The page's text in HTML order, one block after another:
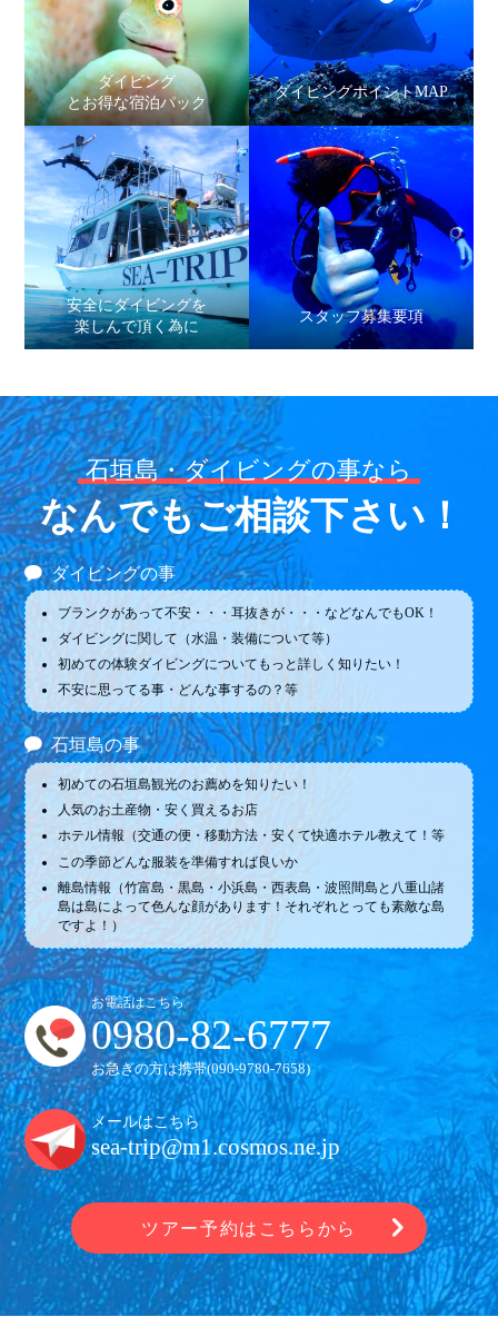
ダイビング
とお得な宿泊パック
ダイビングポイントMAP
安全にダイビングを
楽しんで頂く為に
スタッフ募集要項
石垣島・ダイビングの事なら
なんでもご相談下さい！
ダイビングの事
ブランクがあって不安・・・耳抜きが・・・などなんでもOK！
ダイビングに関して（水温・装備について等）
初めての体験ダイビングについてもっと詳しく知りたい！
不安に思ってる事・どんな事するの？等
石垣島の事
初めての石垣島観光のお薦めを知りたい！
人気のお土産物・安く買えるお店
ホテル情報（交通の便・移動方法・安くて快適ホテル教えて！等
この季節どんな服装を準備すれば良いか
離島情報（竹富島・黒島・小浜島・西表島・波照間島と八重山諸
島は島によって色んな顔があります！それぞれとっても素敵な島
ですよ！）
お電話はこちら
0980-82-6777
お急ぎの方は携帯(090-9780-7658)
メールはこちら
sea-trip@m1.cosmos.ne.jp
ツアー予約はこちらから